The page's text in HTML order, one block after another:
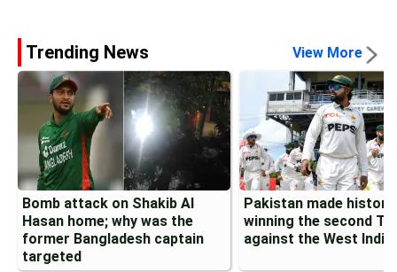
Trending News View More
Bomb attack on Shakib Al
Hasan home; why was the
former Bangladesh captain
targeted
Pakistan made history
winning the second
against the West